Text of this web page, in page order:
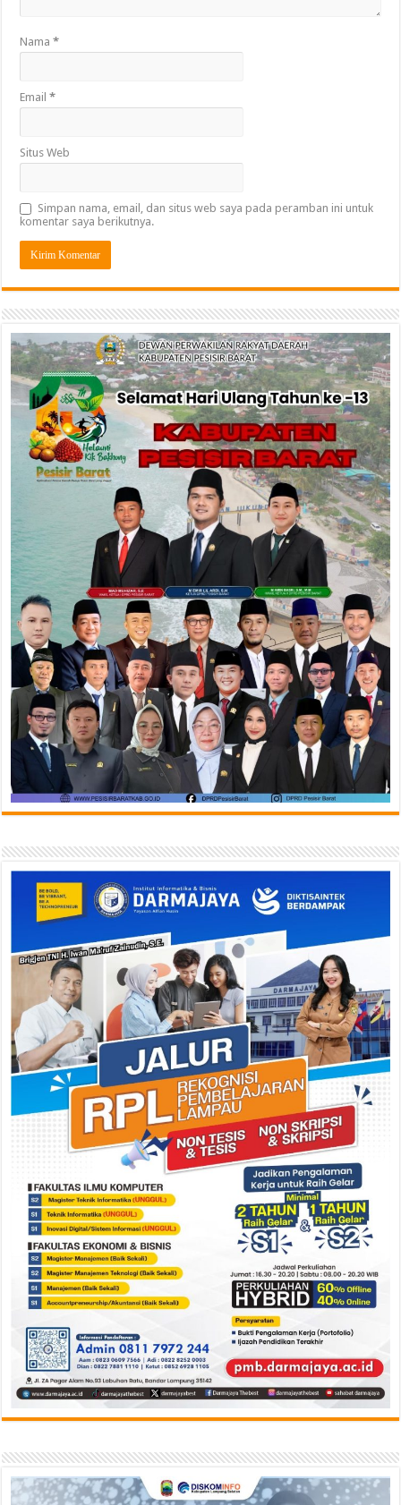
Nama*
Email*
Situs Web
Simpan nama, email, dan situs web saya pada peramban ini untuk
komentar saya berikutnya.